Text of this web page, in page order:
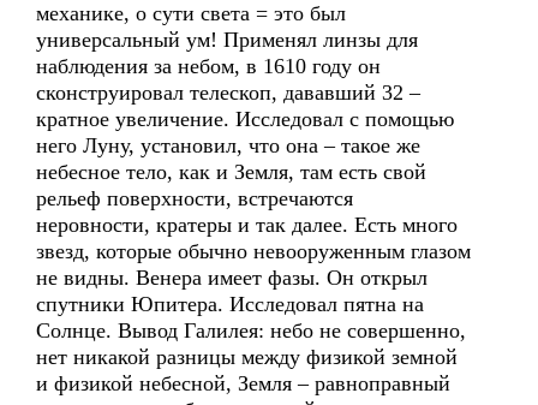
механике, о сути света = это был
универсальный ум! Применял линзы для
наблюдения за небом, в 1610 году он
сконструировал телескоп, дававший 32 –
кратное увеличение. Исследовал с помощью
него Луну, установил, что она – такое же
небесное тело, как и Земля, там есть свой
рельеф поверхности, встречаются
неровности, кратеры и так далее. Есть много
звезд, которые обычно невооруженным глазом
не видны. Венера имеет фазы. Он открыл
спутники Юпитера. Исследовал пятна на
Солнце. Вывод Галилея: небо не совершенно,
нет никакой разницы между физикой земной
и физикой небесной, Земля – равноправный